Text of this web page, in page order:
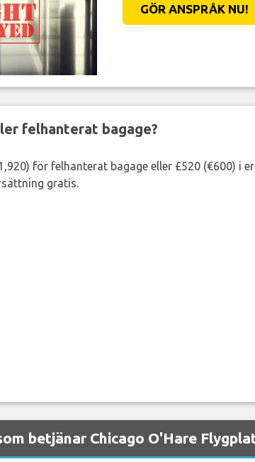
GÖR ANSPRÅK NU!
felhanterat bagage?
för felhanterat bagage eller £520 (€600)
gratis.
betjänar Chicago O'Hare